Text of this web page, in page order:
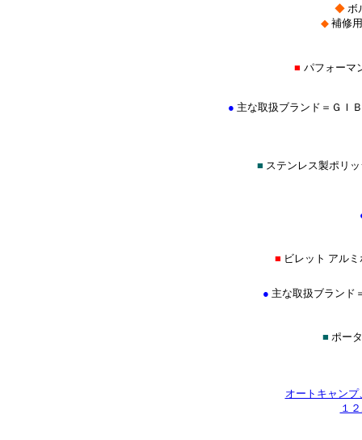
◆ ボ
◆補修
■ パフォーマ
● 主な取扱ブランド＝ＧＩ
■ ステンレス製ポリ
■ ビレット アル
● 主な取扱ブランド
■ ポー
オートキャン
１